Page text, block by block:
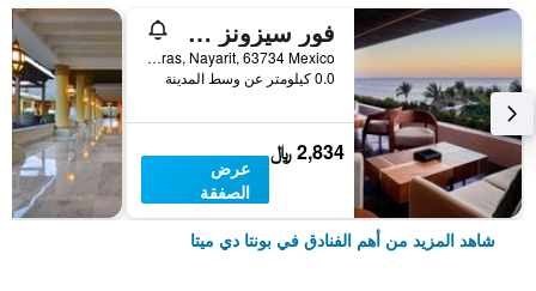
فور سيزونز ريزورت بونتا ميتا
Punta Mita, Bahía de Banderas, Nayarit, 63734 Mexico, بونتا دي ميتا, ولاية ناياريت, المكسيك
0.0 كيلومتر عن وسط المدينة
2,834 ﷼
عرض
الصفقة
شاهد المزيد من أهم الفنادق في بونتا دي ميتا